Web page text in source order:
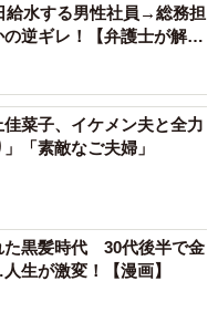
給水する男性社員→総務担
逆ギレ！【弁護士が解
佳菜子、イケメン夫と全力
「素敵なご夫婦」
た黒髪時代 30代後半で金
生が激変！【漫画】